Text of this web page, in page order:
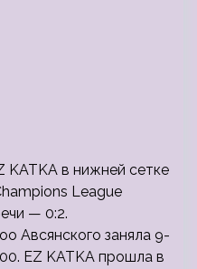
KATKA в нижней сетке
League
— 0:2.
Авсянского заняла 9-
EZ KATKA прошла в